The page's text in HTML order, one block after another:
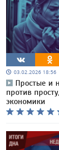
03.02.2026 18:56
Простые и
против
экономики